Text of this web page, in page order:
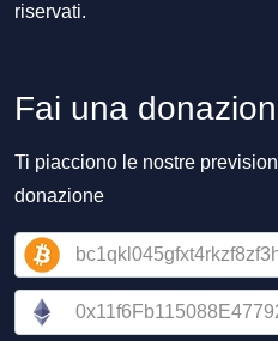
riservati.
Fai una
Ti piacciono le nostre
donazione